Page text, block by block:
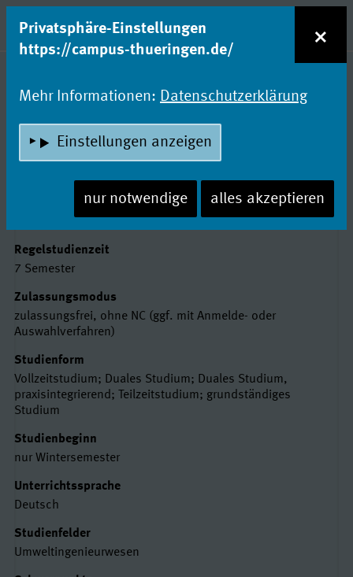
zum Inhalt
Entdecke Dein Studium!
UMWELT-ENGINEERING
Hochschule Nordhausen
Basisdaten
Regelstudienzeit
7 Semester
Zulassungsmodus
zulassungsfrei, ohne NC (ggf. mit Anmelde- oder
Auswahlverfahren)
Studienform
Vollzeitstudium; Duales Studium; Duales Studium,
praxisintegrierend; Teilzeitstudium; grundständiges
Studium
Studienbeginn
nur Wintersemester
Unterrichtssprache
Deutsch
Studienfelder
Umweltingenieurwesen
Privatsphäre-Einstellungen
https://campus-thueringen.de/
×
Mehr Informationen: Datenschutzerklärung
Einstellungen anzeigen
nur notwendige alles akzeptieren